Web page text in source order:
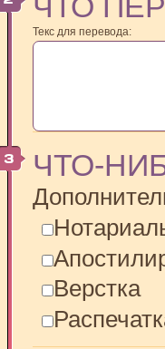
Текс для перевода:
ЧТО-
Верстка